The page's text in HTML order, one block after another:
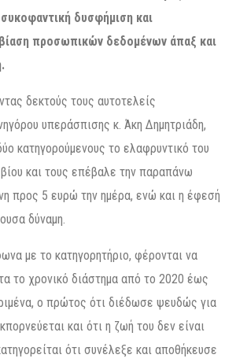
δυσφήμιση και
προσωπικών δεδομένων άπαξ και
δεκτούς τους αυτοτελείς
υπεράσπισης κ. Άκη Δημητριάδη,
κατηγορούμενους το ελαφρυντικό του
και τους επέβαλε την παραπάνω
προς 5 ευρώ την ημέρα, ενώ και η έφεσή
δύναμη.
με το κατηγορητήριο, φέρονται να
το χρονικό διάστημα από το 2020 έως
ο πρώτος ότι διέδωσε ψευδώς για
και ότι η ζωή του δεν είναι
ότι συνέλεξε και αποθήκευσε